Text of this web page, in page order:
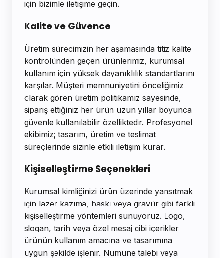
için bizimle iletişime geçin.
Kalite ve Güvence
Üretim sürecimizin her aşamasında titiz kalite
kontrolünden geçen ürünlerimiz, kurumsal
kullanım için yüksek dayanıklılık standartlarını
karşılar. Müşteri memnuniyetini önceliğimiz
olarak gören üretim politikamız sayesinde,
sipariş ettiğiniz her ürün uzun yıllar boyunca
güvenle kullanılabilir özelliktedir. Profesyonel
ekibimiz; tasarım, üretim ve teslimat
süreçlerinde sizinle etkili iletişim kurar.
Kişiselleştirme Seçenekleri
Kurumsal kimliğinizi ürün üzerinde yansıtmak
için lazer kazıma, baskı veya gravür gibi farklı
kişiselleştirme yöntemleri sunuyoruz. Logo,
slogan, tarih veya özel mesaj gibi içerikler
ürünün kullanım amacına ve tasarımına
uygun şekilde işlenir. Numune talebi veya